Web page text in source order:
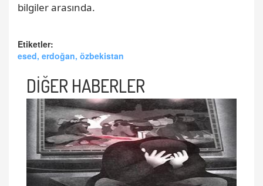
bilgiler arasında.
Etiketler:
esed, erdoğan, özbekistan
DİĞER HABERLER